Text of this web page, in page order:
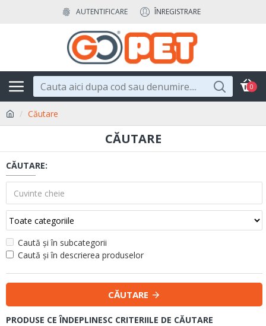
AUTENTIFICARE ÎNREGISTRARE
0
Căutare
CĂUTARE
CĂUTARE:
Caută și în subcategorii
Caută și în descrierea produselor
CĂUTARE
PRODUSE CE ÎNDEPLINESC CRITERIILE DE CĂUTARE